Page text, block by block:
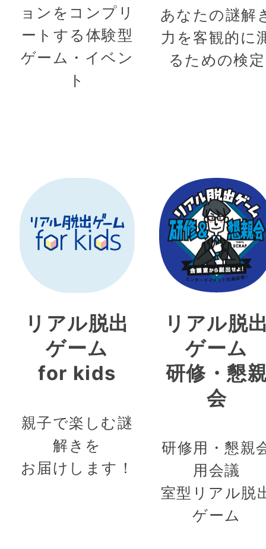
ョンをコンプリ
ートする体験型
ゲーム・イベン
ト
あなたの謎解
力を客観的に
るための検定
リアル脱出
ゲーム
for kids
親子で楽しむ謎
解きを
お届けします！
リアル脱
ゲーム
研修・懇
会
研修用・懇親
用会議
室型リアル脱
ゲーム